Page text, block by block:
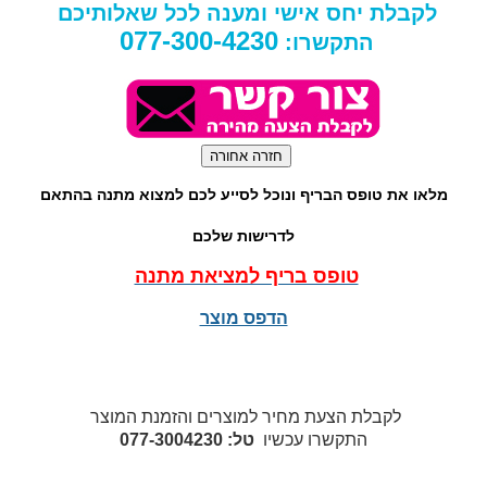
לקבלת יחס אישי ומענה לכל שאלותיכם
התקשרו: 077-300-4230
מלאו את טופס הבריף ונוכל לסייע לכם למצוא מתנה בהתאם
לדרישות שלכם
טופס בריף למציאת מתנה
הדפס מוצר
לקבלת הצעת מחיר למוצרים והזמנת המוצר
התקשרו עכשיו טל: 077-3004230